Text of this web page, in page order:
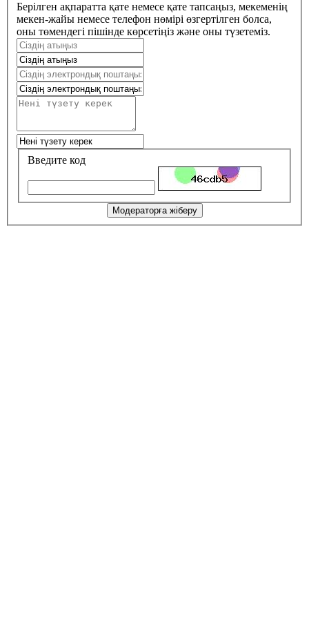
Берілген ақпаратта қате немесе қате тапсаңыз, мекеменің
мекен-жайы немесе телефон нөмірі өзгертілген болса,
оны төмендегі пішінде көрсетіңіз және оны түзетеміз.
Введите код
Модераторға жіберу